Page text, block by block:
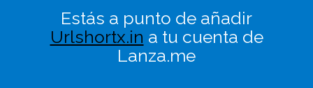
Estás a punto de añadir
Urlshortx.in a tu cuenta de
Lanza.me